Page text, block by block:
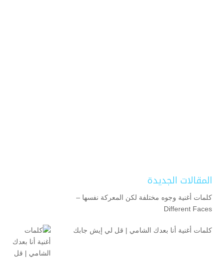
المقالات الجديدة
كلمات أغنية وجوه مختلفة لكن المعركة نفسها –
Different Faces
كلمات أغنية أنا بعدك الشامي | قل لي إيش جابك